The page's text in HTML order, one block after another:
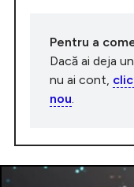
Pentru a
Dacă ai deja
nu ai cont,
nou